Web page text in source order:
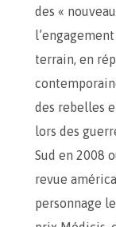
des «
terrain, en
des rebelles
lors des
Sud en 2008
revue
personnage